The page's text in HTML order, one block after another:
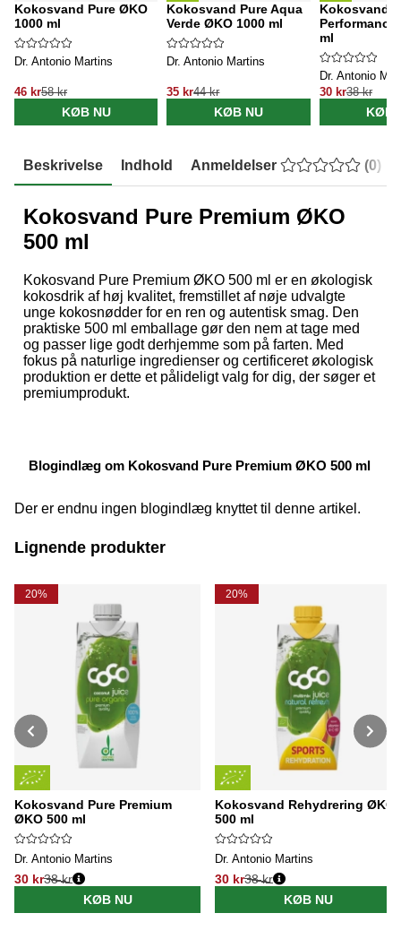
Kokosvand Pure ØKO
1000 ml
Dr. Antonio Martins
46 kr58 kr
KØB NU
Kokosvand Pure Aqua
Verde ØKO 1000 ml
Dr. Antonio Martins
35 kr44 kr
KØB NU
Kokosvand
Performance
ml
Dr. Antonio
30 kr38 kr
KØB
Beskrivelse Indhold Anmeldelser (0)
Kokosvand Pure Premium ØKO
500 ml
Kokosvand Pure Premium ØKO 500 ml er en økologisk
kokosdrik af høj kvalitet, fremstillet af nøje udvalgte
unge kokosnødder for en ren og autentisk smag. Den
praktiske 500 ml emballage gør den nem at tage med
og passer lige godt derhjemme som på farten. Med
fokus på naturlige ingredienser og certificeret økologisk
produktion er dette et pålideligt valg for dig, der søger et
premiumprodukt.
Blogindlæg om Kokosvand Pure Premium ØKO 500 ml
Der er endnu ingen blogindlæg knyttet til denne artikel.
Lignende produkter
20%
Kokosvand Pure Premium
ØKO 500 ml
Dr. Antonio Martins
30 kr
Normalpris:
38 kr
KØB NU
20%
Kokosvand Rehydrering ØKO
500 ml
Dr. Antonio Martins
30 kr
Normalpris:
38 kr
KØB NU